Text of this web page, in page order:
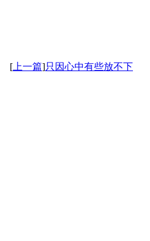
[ 上一篇]只因心中有些放不下